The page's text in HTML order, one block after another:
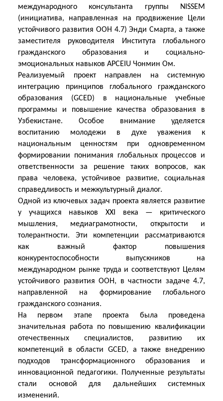
международного консультанта группы NISSEM
(инициатива, направленная на продвижение Цели
устойчивого развития ООН 4.7) Энди Смартa, а также
заместителя руководителя Института глобального
гражданского образования и социально-
эмоциональных навыков APCEIU Чонмин Ом.
Реализуемый проект направлен на системную
интеграцию принципов глобального гражданского
образования (GCED) в национальные учебные
программы и повышение качества образования в
Узбекистане. Особое внимание уделяется
воспитанию молодежи в духе уважения к
национальным ценностям при одновременном
формировании понимания глобальных процессов и
ответственности за решение таких вопросов, как
права человека, устойчивое развитие, социальная
справедливость и межкультурный диалог.
Одной из ключевых задач проекта является развитие
у учащихся навыков XXI века — критического
мышления, медиаграмотности, открытости и
толерантности. Эти компетенции рассматриваются
как важный фактор повышения
конкурентоспособности выпускников на
международном рынке труда и соответствуют Целям
устойчивого развития ООН, в частности задаче 4.7,
направленной на формирование глобального
гражданского сознания.
На первом этапе проекта была проведена
значительная работа по повышению квалификации
отечественных специалистов, развитию их
компетенций в области GCED, а также внедрению
подходов трансформационного образования и
инновационной педагогики. Полученные результаты
стали основой для дальнейших системных
изменений.